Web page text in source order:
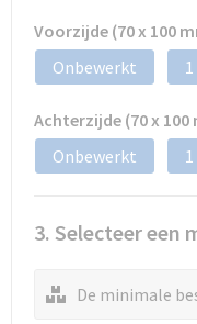
Voorzijde (70 x 100
Onbewerkt
1
Achterzijde (70 x 100
Onbewerkt
1
3. Selecteer een
De minimale